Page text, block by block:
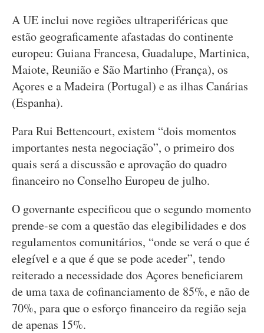
A UE inclui nove regiões ultraperiféricas que
estão geograficamente afastadas do continente
europeu: Guiana Francesa, Guadalupe, Martinica,
Maiote, Reunião e São Martinho (França), os
Açores e a Madeira (Portugal) e as ilhas Canárias
(Espanha).
Para Rui Bettencourt, existem “dois momentos
importantes nesta negociação”, o primeiro dos
quais será a discussão e aprovação do quadro
financeiro no Conselho Europeu de julho.
O governante especificou que o segundo momento
prende-se com a questão das elegibilidades e dos
regulamentos comunitários, “onde se verá o que é
elegível e a que é que se pode aceder”, tendo
reiterado a necessidade dos Açores beneficiarem
de uma taxa de cofinanciamento de 85%, e não de
70%, para que o esforço financeiro da região seja
de apenas 15%.